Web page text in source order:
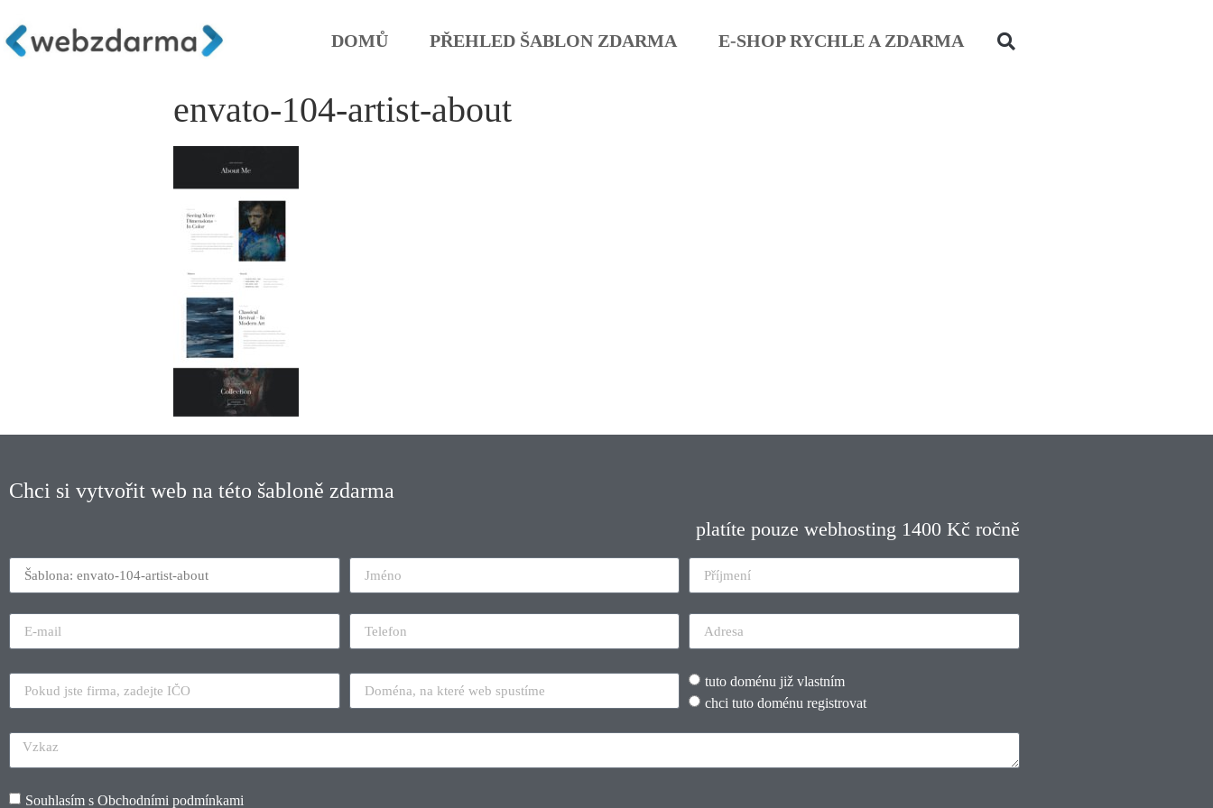
DOMŮ PŘEHLED ŠABLON ZDARMA E-SHOP RYCHLE A ZDARMA
envato-104-artist-about
Chci si vytvořit web na této šabloně zdarma
platíte pouze webhosting 1400 Kč ročně
tuto doménu již vlastním
chci tuto doménu registrovat
Souhlasím s Obchodními podmínkami